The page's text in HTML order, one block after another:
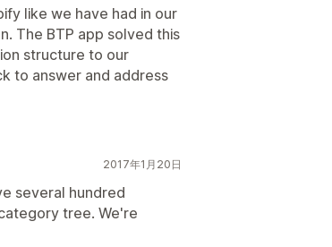
like we have had in our
The BTP app solved this
structure to our
to answer and address
2017年1月20日
several hundred
tree. We're